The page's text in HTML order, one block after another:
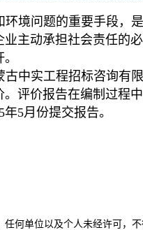
境问题的重要手段，
主动承担社会责任的
中实工程招标咨询有
评价报告在编制过程
5月份提交报告。
何单位以及个人未经许可，不